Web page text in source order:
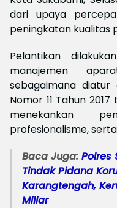
dari upaya
peningkatan kualitas
Pelantikan
manajemen
sebagaimana
Nomor 11 Tahun
menekankan
profesionalisme,
Baca Juga: Polres
Tindak Pidana
Karangtengah,
Miliar